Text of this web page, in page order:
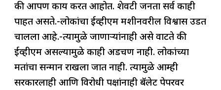
की आपण काय करत आहोत. शेवटी जनता सर्व काही
पाहत असते.-लोकांचा ईव्हीएम मशीनवरील विश्वास उडत
चालला आहे.-त्यामुळे जाणाऱ्यांनाही असे वाटते की
ईव्हीएम असल्यामुळे काही अडचण नाही. लोकांच्या
मतांचा सन्मान राखला जात नाही. त्यामुळे आम्ही
सरकारलाही आणि विरोधी पक्षांनाही बॅलेट पेपरवर